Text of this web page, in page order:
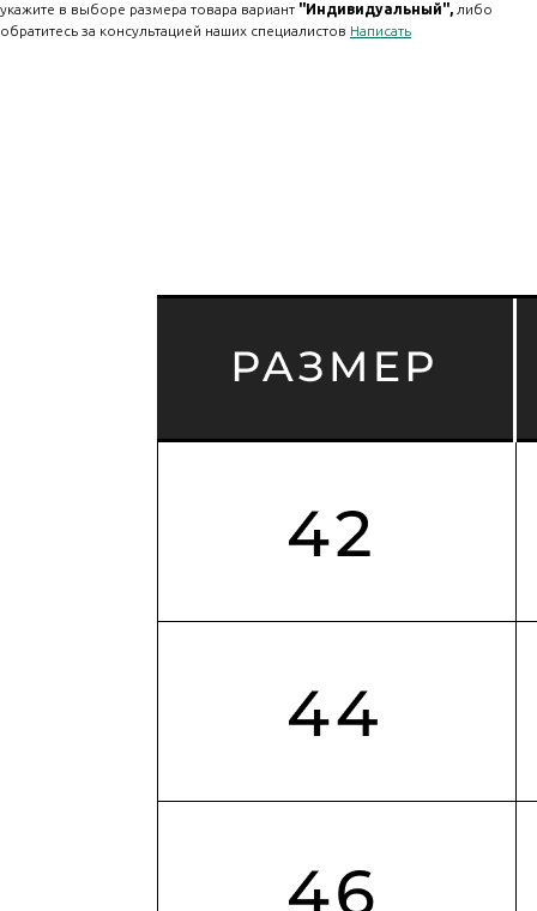
укажите в выборе размера товара вариант "Индивидуальный" , либо
обратитесь за консультацией наших специалистов Написать